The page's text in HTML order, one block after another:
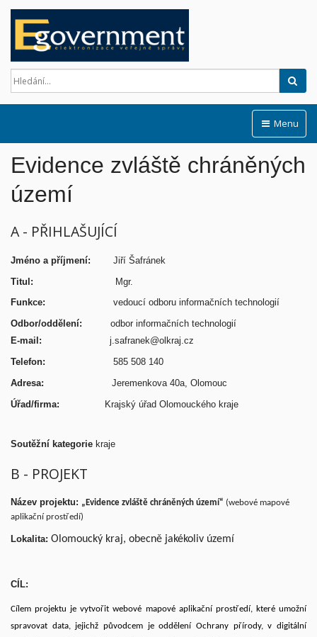
Menu
Evidence zvláště chráněných
území
A - PŘIHLAŠUJÍCÍ
Jméno a příjmení: Jiří Šafránek
Titul: Mgr.
Funkce:
vedoucí odboru informačních technologií
Odbor/oddělení: odbor informačních technologií
E-mail:
j.safranek@olkraj.cz
Telefon: 585 508 140
Adresa: Jeremenkova 40a, Olomouc
Úřad/firma: Krajský úřad Olomouckého kraje
Soutěžní kategorie kraje
B - PROJEKT
Název projektu: „Evidence zvláště chráněných území“ (webové mapové
aplikační prostředí)
Lokalita: Olomoucký kraj, obecně jakékoliv území
CÍL:
Cílem projektu je vytvořit webové mapové aplikační prostředí, které umožní
spravovat data, jejichž původcem je oddělení Ochrany přírody, v digitální